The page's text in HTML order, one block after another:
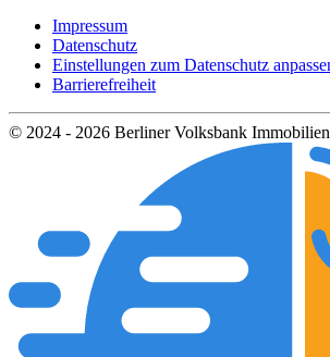
Impressum
Datenschutz
Einstellungen zum Datenschutz
Barrierefreiheit
© 2024 - 2026 Berliner Volksbank